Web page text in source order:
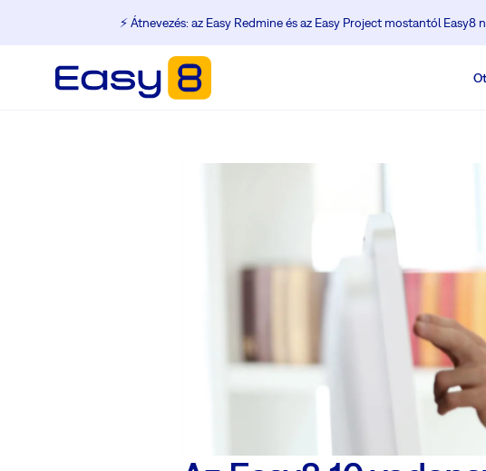
⚡️ Átnevezés: az Easy Redmine és az Easy Project mostantól